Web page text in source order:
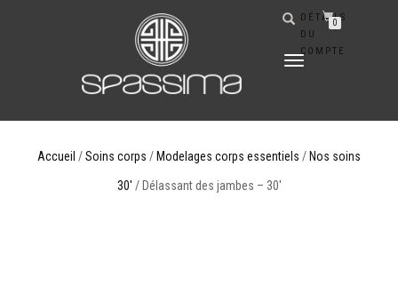
DÉPLIER
DÉTAILS
DU
COMPTE
0
Accueil /Soins corps / Modelages corps essentiels / Nos soins
30' / Délassant des jambes – 30′